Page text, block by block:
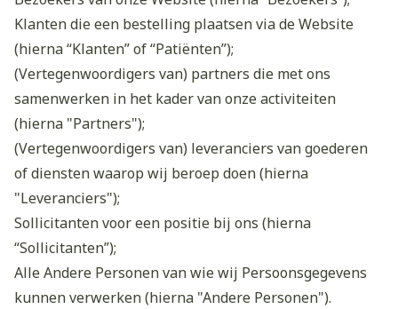
Klanten die een bestelling plaatsen via de Website
(hierna “Klanten” of “Patiënten”);
(Vertegenwoordigers van) partners die met ons
samenwerken in het kader van onze activiteiten
(hierna "Partners");
(Vertegenwoordigers van) leveranciers van goederen
of diensten waarop wij beroep doen (hierna
"Leveranciers");
Sollicitanten voor een positie bij ons (hierna
“Sollicitanten”);
Alle Andere Personen van wie wij Persoonsgegevens
kunnen verwerken (hierna "Andere Personen").